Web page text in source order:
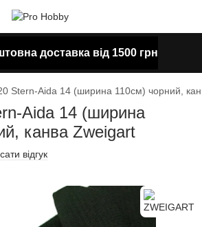
доставка від 1500 грн
Stern-Aida 14 (ширина 110см) чорний,
Aida 14 (ширина
канва Zweigart
відгук